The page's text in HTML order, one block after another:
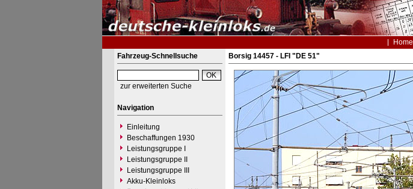
Home
Fahrzeug-Schnellsuche
zur erweiterten Suche
Navigation
Einleitung
Beschaffungen 1930
Leistungsgruppe I
Leistungsgruppe II
Leistungsgruppe III
Akku-Kleinloks
Borsig 14457 - LFI "DE 51"